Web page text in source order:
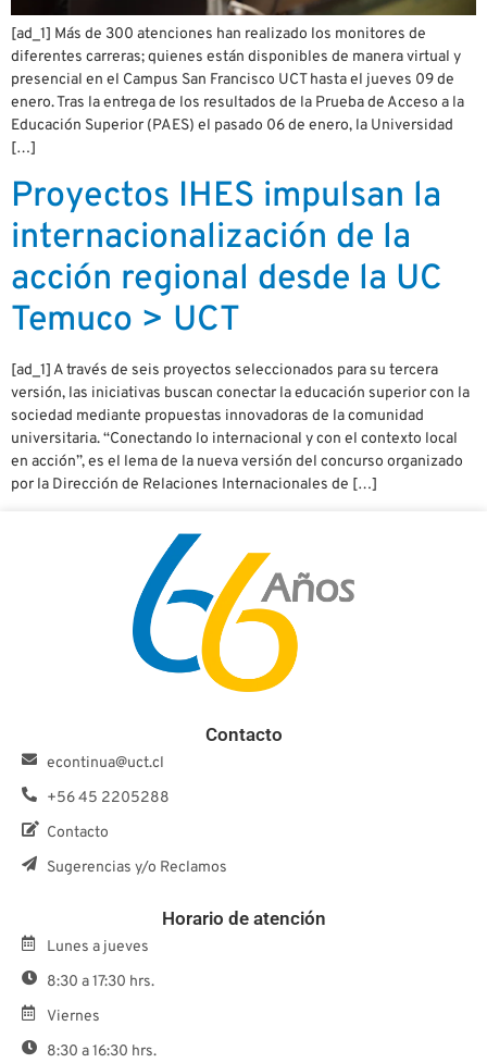
[ad_1] Más de 300 atenciones han realizado los monitores de
diferentes carreras; quienes están disponibles de manera virtual y
presencial en el Campus San Francisco UCT hasta el jueves 09 de
enero. Tras la entrega de los resultados de la Prueba de Acceso a la
Educación Superior (PAES) el pasado 06 de enero, la Universidad
[…]
Proyectos IHES impulsan la
internacionalización de la
acción regional desde la UC
Temuco > UCT
[ad_1] A través de seis proyectos seleccionados para su tercera
versión, las iniciativas buscan conectar la educación superior con la
sociedad mediante propuestas innovadoras de la comunidad
universitaria. “Conectando lo internacional y con el contexto local
en acción”, es el lema de la nueva versión del concurso organizado
por la Dirección de Relaciones Internacionales de […]
Contacto
econtinua@uct.cl
+56 45 2205288
Contacto
Sugerencias y/o Reclamos
Horario de atención
Lunes a jueves
8:30 a 17:30 hrs.
Viernes
8:30 a 16:30 hrs.